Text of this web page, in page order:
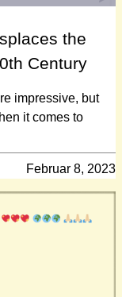
the
Century
impressive, but
it comes to
Februar 8, 2023